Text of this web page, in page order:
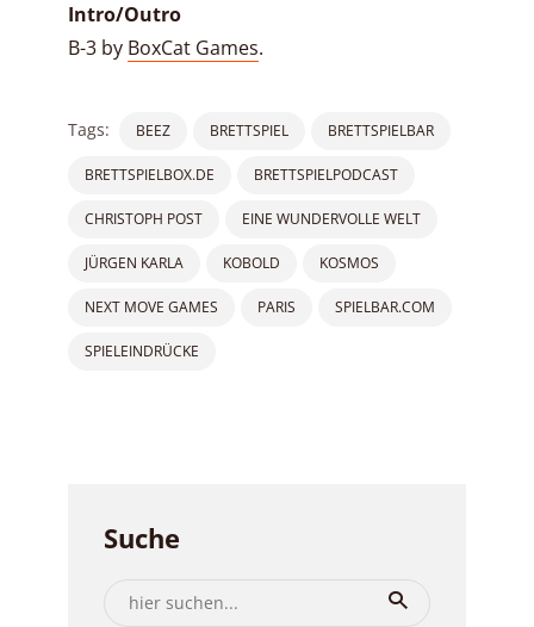
Intro/Outro
B-3 by BoxCat Games.
Tags: BEEZ BRETTSPIEL BRETTSPIELBAR
BRETTSPIELBOX.DE BRETTSPIELPODCAST
CHRISTOPH POST EINE WUNDERVOLLE WELT
JÜRGEN KARLA KOBOLD KOSMOS
NEXT MOVE GAMES PARIS SPIELBAR.COM
SPIELEINDRÜCKE
Suche